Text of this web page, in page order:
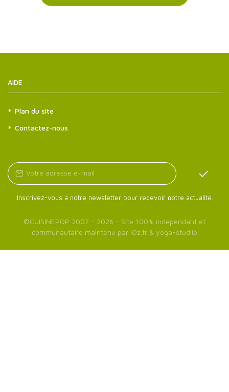
AIDE
Plan du site
Contactez-nous
Inscrivez-vous à notre newsletter pour recevoir notre actualité.
©CUISINEPOP 2007 - 2026 - Site 100% indépendant et
communautaire maintenu par iOz.fr & yoga-stud.io